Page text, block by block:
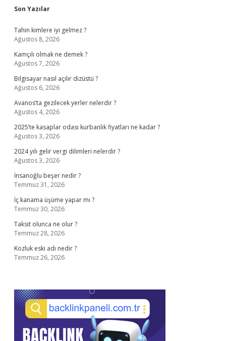
Sidebar
Son Yazılar
Tahin kimlere iyi gelmez ?
Ağustos 8, 2026
Kamçılı olmak ne demek ?
Ağustos 7, 2026
Bilgisayar nasıl açılır dizüstü ?
Ağustos 6, 2026
Avanos’ta gezilecek yerler nelerdir ?
Ağustos 4, 2026
2025’te kasaplar odası kurbanlık fiyatları ne kadar ?
Ağustos 3, 2026
2024 yılı gelir vergi dilimleri nelerdir ?
Ağustos 3, 2026
İnsanoğlu beşer nedir ?
Temmuz 31, 2026
İç kanama üşüme yapar mı ?
Temmuz 30, 2026
Taksit olunca ne olur ?
Temmuz 28, 2026
Kozluk eski adı nedir ?
Temmuz 26, 2026